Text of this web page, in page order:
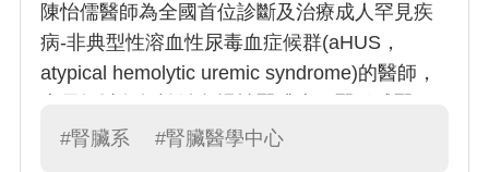
陳怡儒醫師為全國首位診斷及治療成人罕見疾
病-非典型性溶血性尿毒血症候群(aHUS，
atypical hemolytic uremic syndrome)的醫師，
炎、電解質異常、一般內科疾病、及懷孕相關
#腎臟系 #腎臟醫學中心